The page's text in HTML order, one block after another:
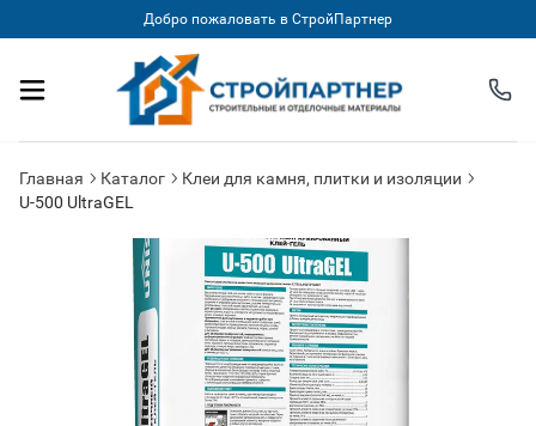
Добро пожаловать в СтройПартнер
Главная Каталог
Клеи для камня, плитки и изоляции
U-500 UltraGEL